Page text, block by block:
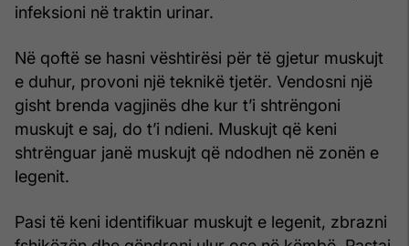
infeksioni në traktin urinar.
Në qoftë se hasni vështirësi për të gjetur muskujt
e duhur, provoni një teknikë tjetër. Vendosni një
gisht brenda vagjinës dhe kur t’i shtrëngoni
muskujt e saj, do t’i ndieni. Muskujt që keni
shtrënguar janë muskujt që ndodhen në zonën e
legenit.
Pasi të keni identifikuar muskujt e legenit, zbrazni